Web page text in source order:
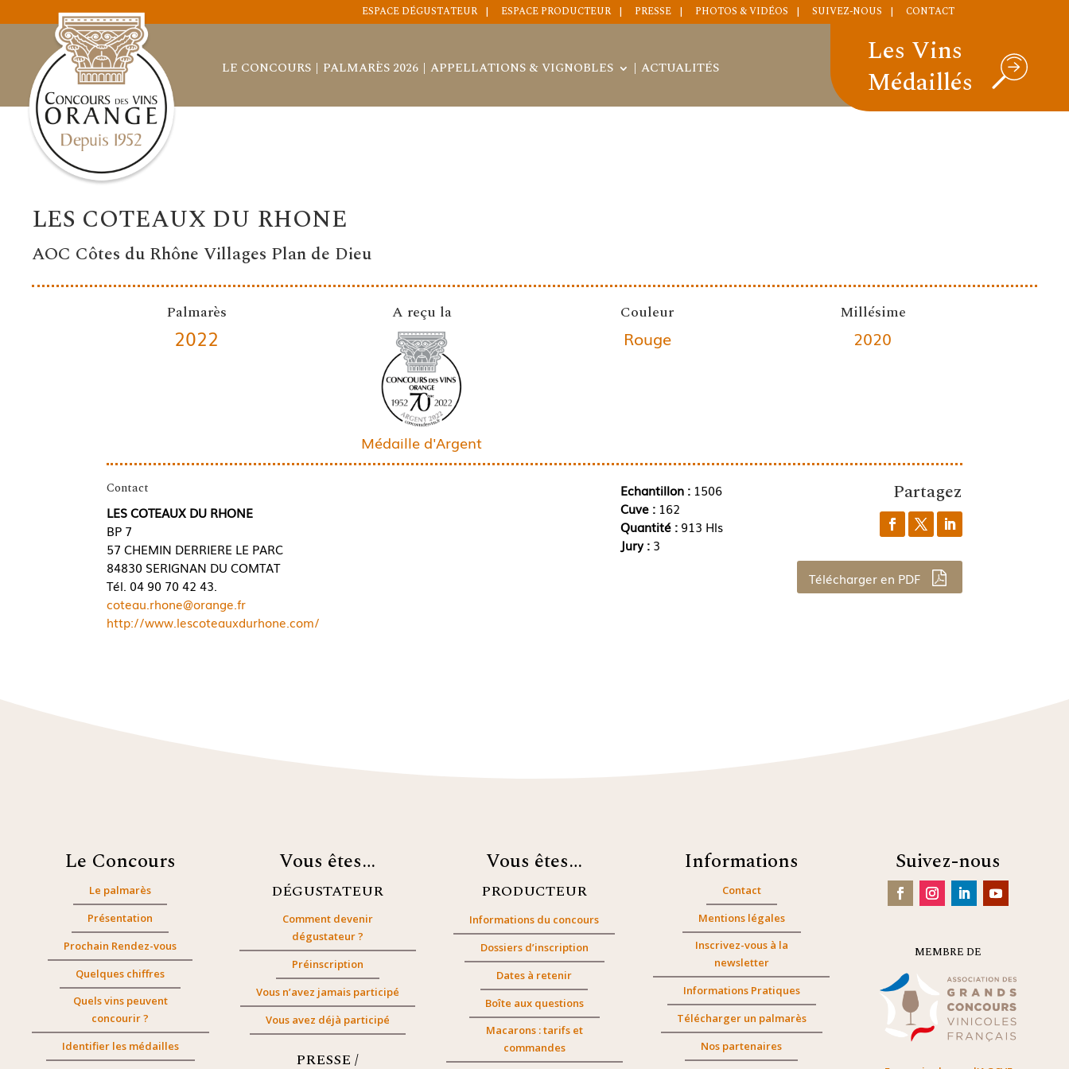
ESPACE DÉGUSTATEUR ESPACE PRODUCTEUR PRESSE PHOTOS & VIDÉOS SUIVEZ-NOUS CONTACT
LE CONCOURS PALMARÈS 2026 APPELLATIONS & VIGNOBLES ACTUALITÉS
Les Vins
Médaillés
LES COTEAUX DU RHONE
AOC Côtes du Rhône Villages Plan de Dieu
Palmarès
2022
A reçu la
Médaille d'Argent
Couleur
Rouge
Millésime
2020
Contact
LES COTEAUX DU RHONE
BP 7
57 CHEMIN DERRIERE LE PARC
84830 SERIGNAN DU COMTAT
Tél. 04 90 70 42 43.
coteau.rhone@orange.fr
http://www.lescoteauxdurhone.com/
Echantillon :1506
Cuve : 162
Quantité : 913 Hls
Jury : 3
Partagez
Télécharger en PDF
Le Concours
Le palmarès
Présentation
Prochain Rendez-vous
Quelques chiffres
Quels vins peuvent
concourir ?
Identifier les médailles
Vous êtes…
DÉGUSTATEUR
Comment devenir
dégustateur ?
Préinscription
Vous n’avez jamais participé
Vous avez déjà participé
PRESSE /
Vous êtes…
PRODUCTEUR
Informations du concours
Dossiers d’inscription
Dates à retenir
Boîte aux questions
Macarons : tarifs et
commandes
Informations
Contact
Mentions légales
Inscrivez-vous à la
newsletter
Informations Pratiques
Télécharger un palmarès
Nos partenaires
Suivez-nous
MEMBRE DE